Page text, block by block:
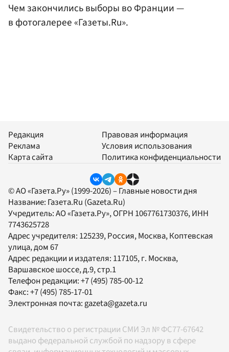
Чем закончились выборы во Франции —
в фотогалерее «Газеты.Ru».
Редакция
Реклама
Карта сайта
Правовая информация
Условия использования
Политика конфиденциальности
© АО «Газета.Ру» (1999-2026) – Главные новости дня
Название: Газета.Ru (Gazeta.Ru)
Учредитель:АО «Газета.Ру», ОГРН 1067761730376, ИНН
7743625728
Адрес учредителя: 125239, Россия, Москва, Коптевская
улица, дом 67
Адрес редакции и издателя: 117105, г. Москва,
Варшавское шоссе, д.9, стр.1
Телефон редакции:+7 (495) 785-00-12
Факс:+7 (495) 785-17-01
Электронная почта:gazeta@gazeta.ru
Свидетельство о регистрации СМИ Эл № ФС77-67642
выдано федеральной службой по надзору в сфере